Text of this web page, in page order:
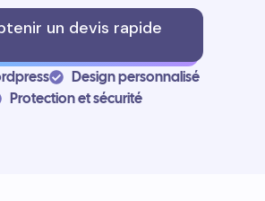
un devis rapide
Design personnalisé
Protection et sécurité